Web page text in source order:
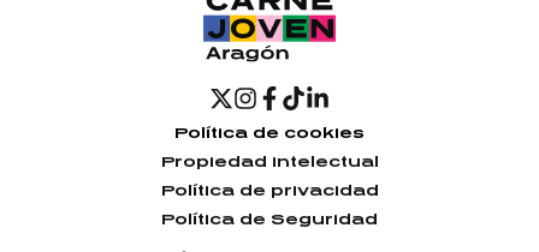
Política de cookies
Propiedad intelectual
Política de privacidad
Política de Seguridad